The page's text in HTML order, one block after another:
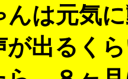
んは元気
が出るく